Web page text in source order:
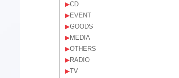
▶CD
▶EVENT
▶GOODS
▶MEDIA
▶OTHERS
▶RADIO
▶TV